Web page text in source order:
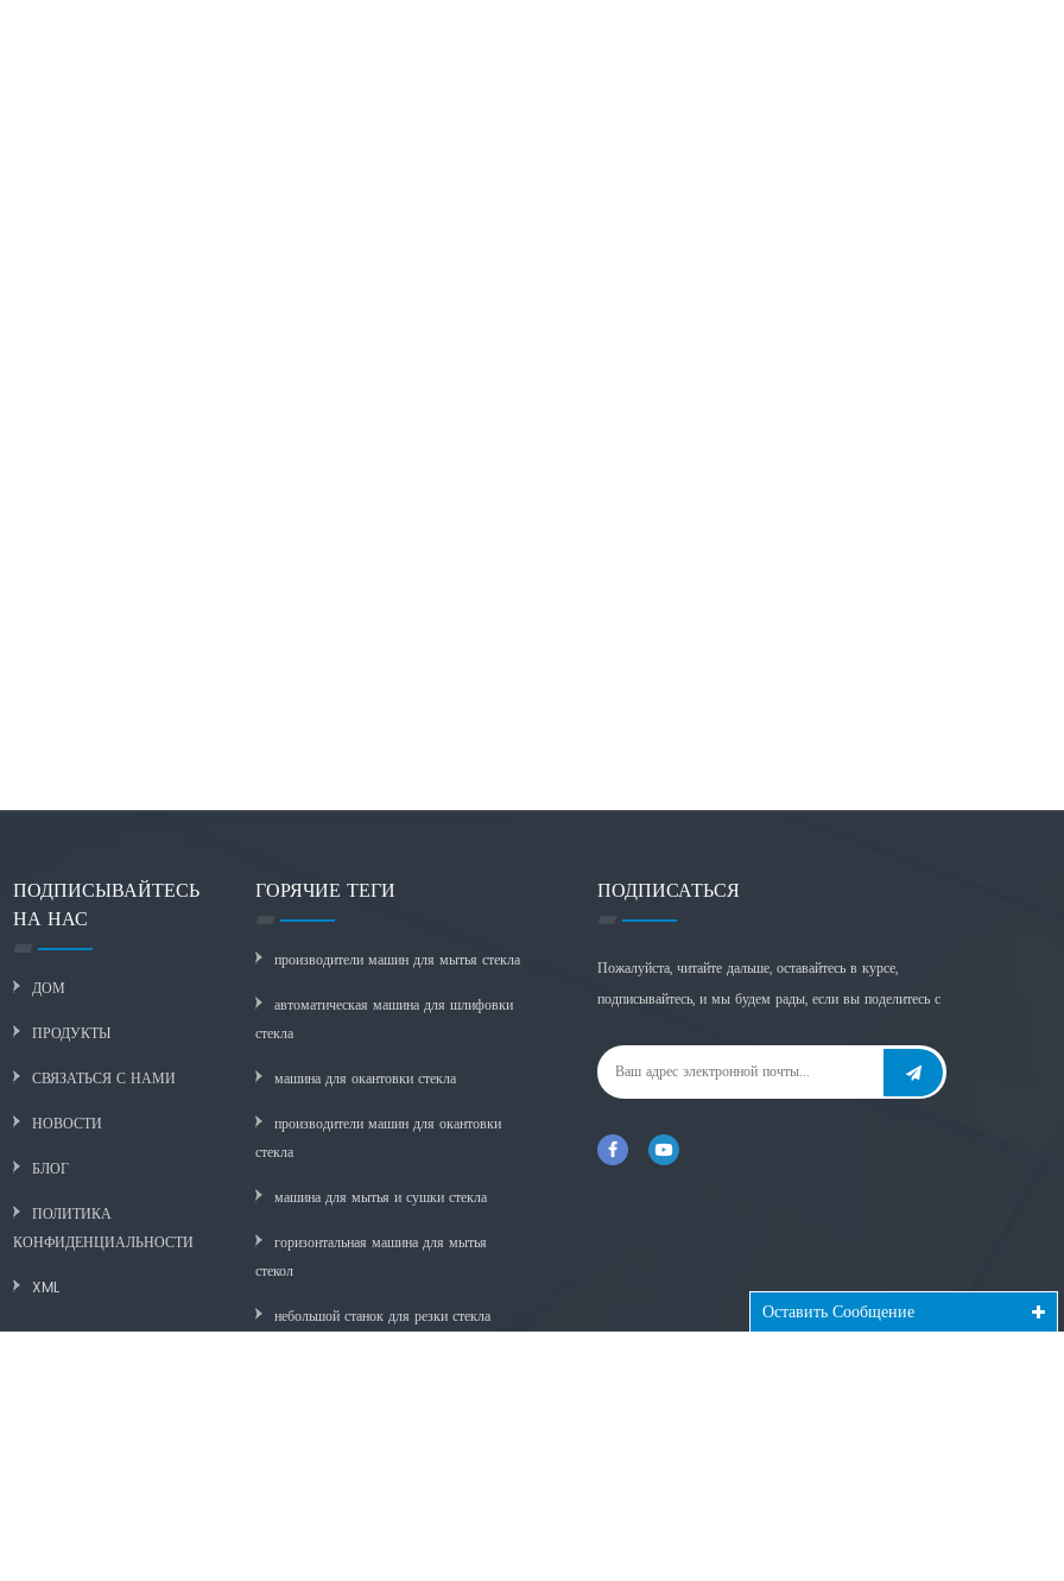
ПОДПИСЫВАЙТЕСЬ
НА НАС
ДОМ
ПРОДУКТЫ
СВЯЗАТЬСЯ С НАМИ
НОВОСТИ
БЛОГ
ПОЛИТИКА
КОНФИДЕНЦИАЛЬНОСТИ
XML
ГОРЯЧИЕ ТЕГИ
производители машин для мытья стекла
автоматическая машина для шлифовки
стекла
машина для окантовки стекла
производители машин для окантовки
стекла
машина для мытья и сушки стекла
горизонтальная машина для мытья
стекол
небольшой станок для резки стекла
ПОДПИСАТЬСЯ
Пожалуйста, читайте дальше, оставайтесь в курсе,
подписывайтесь, и мы будем рады, если вы поделитесь с
Оставить Сообщение